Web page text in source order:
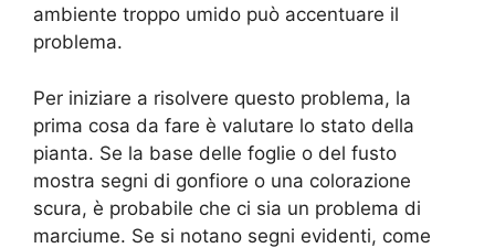
ambiente troppo umido può accentuare il
problema.
Per iniziare a risolvere questo problema, la
prima cosa da fare è valutare lo stato della
pianta. Se la base delle foglie o del fusto
mostra segni di gonfiore o una colorazione
scura, è probabile che ci sia un problema di
marciume. Se si notano segni evidenti, come